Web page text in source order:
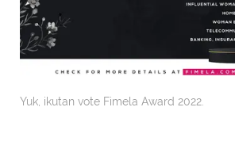
Yuk, ikutan vote Fimela Award 2022.